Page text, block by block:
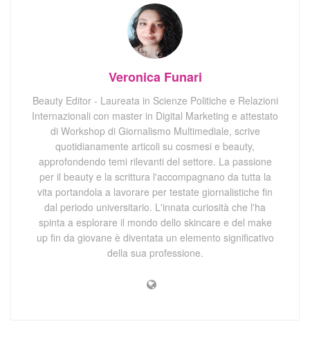
Veronica Funari
Beauty Editor - Laureata in Scienze Politiche e Relazioni
Internazionali con master in Digital Marketing e attestato
di Workshop di Giornalismo Multimediale, scrive
quotidianamente articoli su cosmesi e beauty,
approfondendo temi rilevanti del settore. La passione
per il beauty e la scrittura l'accompagnano da tutta la
vita portandola a lavorare per testate giornalistiche fin
dal periodo universitario. L'innata curiosità che l'ha
spinta a esplorare il mondo dello skincare e del make
up fin da giovane è diventata un elemento significativo
della sua professione.